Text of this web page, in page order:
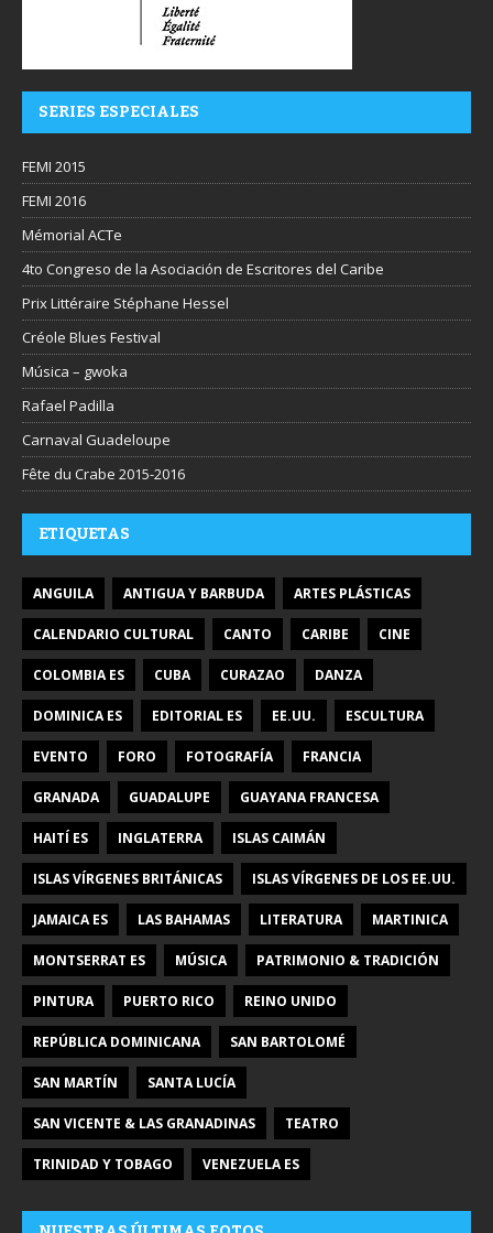
SERIES ESPECIALES
FEMI 2015
FEMI 2016
Mémorial ACTe
4to Congreso de la Asociación de Escritores del Caribe
Prix Littéraire Stéphane Hessel
Créole Blues Festival
Música – gwoka
Rafael Padilla
Carnaval Guadeloupe
Fête du Crabe 2015-2016
ETIQUETAS
ANGUILA ANTIGUA Y BARBUDA ARTES PLÁSTICAS
CALENDARIO CULTURAL CANTO CARIBE CINE
COLOMBIA ES CUBA CURAZAO DANZA
DOMINICA ES EDITORIAL ES EE.UU. ESCULTURA
EVENTO FORO FOTOGRAFÍA FRANCIA
GRANADA GUADALUPE GUAYANA FRANCESA
HAITÍ ES INGLATERRA ISLAS CAIMÁN
ISLAS VÍRGENES BRITÁNICAS ISLAS VÍRGENES DE LOS EE.UU.
JAMAICA ES LAS BAHAMAS LITERATURA MARTINICA
MONTSERRAT ES MÚSICA PATRIMONIO & TRADICIÓN
PINTURA PUERTO RICO REINO UNIDO
REPÚBLICA DOMINICANA SAN BARTOLOMÉ
SAN MARTÍN SANTA LUCÍA
SAN VICENTE & LAS GRANADINAS TEATRO
TRINIDAD Y TOBAGO VENEZUELA ES